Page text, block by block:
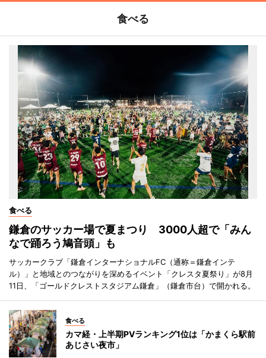
食べる
食べる
鎌倉のサッカー場で夏まつり 3000人超で「みん
なで踊ろう鳩音頭」も
サッカークラブ「鎌倉インターナショナルFC（通称＝鎌倉インテ
ル）」と地域とのつながりを深めるイベント「クレスタ夏祭り」が8月
11日、「ゴールドクレストスタジアム鎌倉」（鎌倉市台）で開かれる。
食べる
カマ経・上半期PVランキング1位は「かまくら駅前
あじさい夜市」